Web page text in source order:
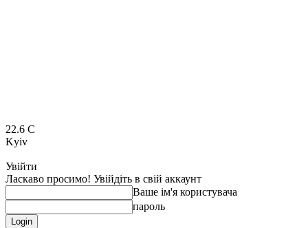
22.6 C
Kyiv
Увійти
Ласкаво просимо! Увійдіть в свій аккаунт
Ваше ім'я користувача
пароль